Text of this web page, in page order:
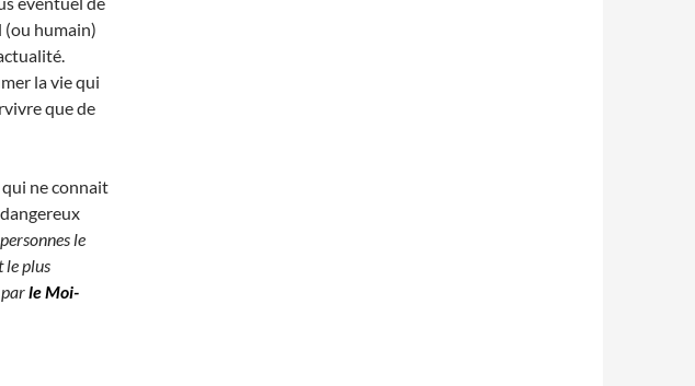
(ou humain)
la vie qui
que de
ne connait
le
le plus
le Moi-